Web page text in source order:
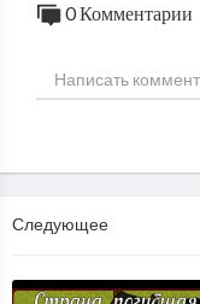
0 Комментарии
Следующее